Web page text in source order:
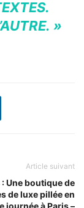
»
Article suivant
: Une boutique de
de luxe pillée en